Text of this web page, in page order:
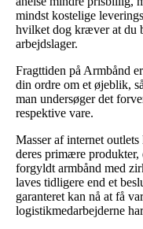
mindst kostelige
hvilket dog kræver at du
arbejdslager.
Fragttiden på Armbånd
din ordre om et øjeblik,
man undersøger det
respektive vare.
Masser af internet
deres primære produkter,
forgyldt armbånd med
laves tidligere end et
garanteret kan nå at få
logistikmedarbejderne